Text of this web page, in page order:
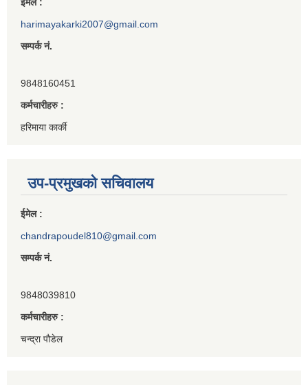
harimayakarki2007@gmail.com
सम्पर्क नं.
9848160451
कर्मचारीहरु :
हरिमाया कार्की
उप-प्रमुखको सचिवालय
ईमेल :
chandrapoudel810@gmail.com
सम्पर्क नं.
9848039810
कर्मचारीहरु :
चन्द्रा पौडेल